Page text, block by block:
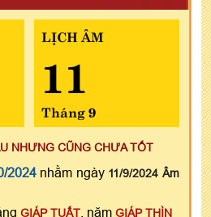
LỊCH ÂM
11
Tháng 9
NHƯNG CŨNG CHƯA TỐT
2024nhằm ngày 11/9/2024 Âm
GIÁP TUẤT , năm GIÁP THÌN